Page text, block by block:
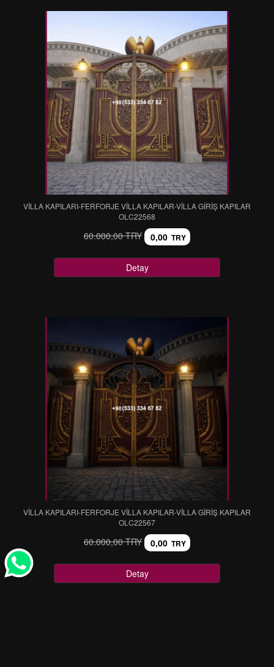
VİLLA KAPILARI-FERFORJE VİLLA KAPILAR-VİLLA GİRİŞ KAPILAR
OLC22568
60.000,00 TRY 0,00 TRY
Detay
VİLLA KAPILARI-FERFORJE VİLLA KAPILAR-VİLLA GİRİŞ KAPILAR
OLC22567
60.000,00 TRY 0,00 TRY
Detay